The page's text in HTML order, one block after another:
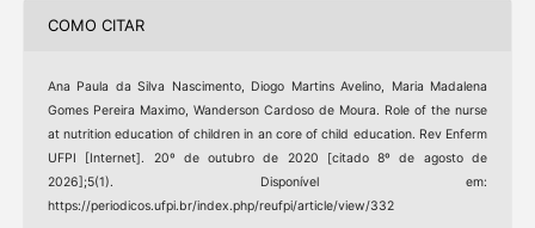
COMO CITAR
Ana Paula da Silva Nascimento, Diogo Martins Avelino, Maria Madalena
Gomes Pereira Maximo, Wanderson Cardoso de Moura. Role of the nurse
at nutrition education of children in an core of child education. Rev Enferm
UFPI [Internet]. 20º de outubro de 2020 [citado 8º de agosto de
2026];5(1). Disponível em:
https://periodicos.ufpi.br/index.php/reufpi/article/view/332